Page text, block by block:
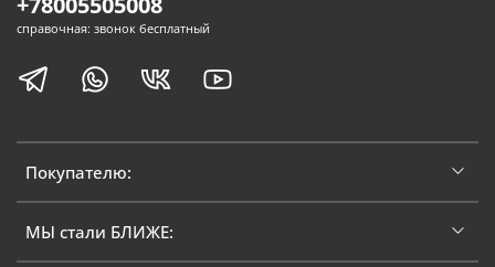
Покупателю:
МЫ стали БЛИЖЕ:
справочная: звонок бесплатный